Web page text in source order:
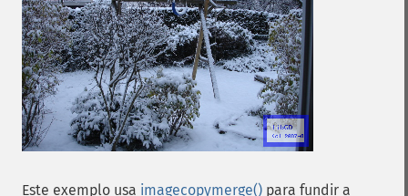
Este exemplo usa imagecopymerge() para fundir a